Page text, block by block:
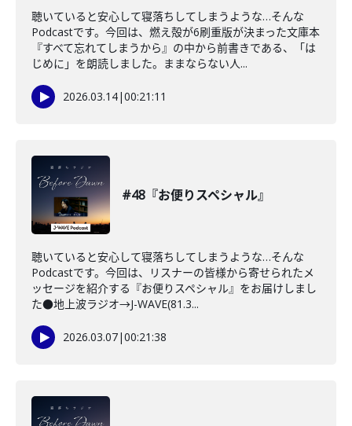
聴いていると安心して寝落ちしてしまうような…そんな
Podcastです。今回は、燃え殻が6刷重版が決まった文庫本
『すべて忘れてしまうから』の中から前書きである、「は
じめに」を朗読しました。ままならない人...
2026.03.14|00:21:11
#48『お便りスペシャル』
聴いていると安心して寝落ちしてしまうような…そんな
Podcastです。今回は、リスナーの皆様から寄せられたメ
ッセージを紹介する『お便りスペシャル』をお届けしまし
た●地上波ラジオ→J-WAVE(81.3...
2026.03.07|00:21:38